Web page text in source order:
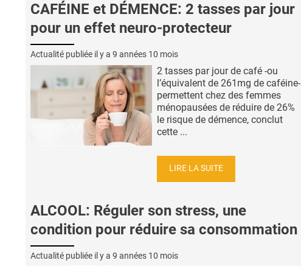
CAFÉINE et DÉMENCE: 2 tasses par jour
pour un effet neuro-protecteur
Actualité publiée il y a 9 années 10 mois
2 tasses par jour de café -ou
l’équivalent de 261mg de caféine-
permettent chez des femmes
ménopausées de réduire de 26%
le risque de démence, conclut
cette ...
LIRE LA SUITE
ALCOOL: Réguler son stress, une
condition pour réduire sa consommation
Actualité publiée il y a 9 années 10 mois